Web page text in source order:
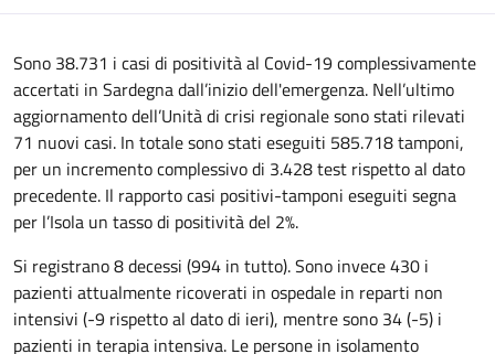
Sono 38.731 i casi di positività al Covid-19 complessivamente
accertati in Sardegna dall’inizio dell'emergenza. Nell’ultimo
aggiornamento dell’Unità di crisi regionale sono stati rilevati
71 nuovi casi. In totale sono stati eseguiti 585.718 tamponi,
per un incremento complessivo di 3.428 test rispetto al dato
precedente. Il rapporto casi positivi-tamponi eseguiti segna
per l’Isola un tasso di positività del 2%.
Si registrano 8 decessi (994 in tutto). Sono invece 430 i
pazienti attualmente ricoverati in ospedale in reparti non
intensivi (-9 rispetto al dato di ieri), mentre sono 34 (-5) i
pazienti in terapia intensiva. Le persone in isolamento